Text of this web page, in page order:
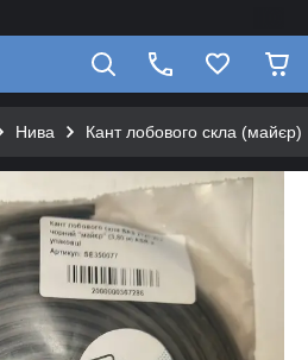
Нива Кант лобового скла